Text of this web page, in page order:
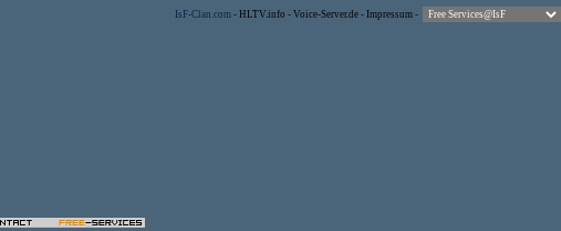
IsF-Clan.com - HLTV.info - Voice-Server.de - Impressum -